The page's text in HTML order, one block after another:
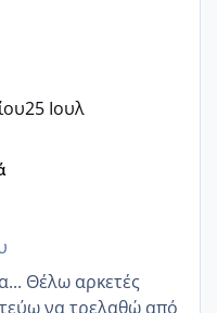
25 Ιουλ
Θέλω αρκετές